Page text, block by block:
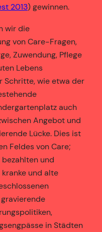
2013) gewinnen.
wir die
von Care-Fragen,
Zuwendung, Pflege
Lebens
Schritte, wie etwa der
auch
Angebot und
Lücke. Dies ist
Feldes von Care;
und
kranke und alte
in Städten